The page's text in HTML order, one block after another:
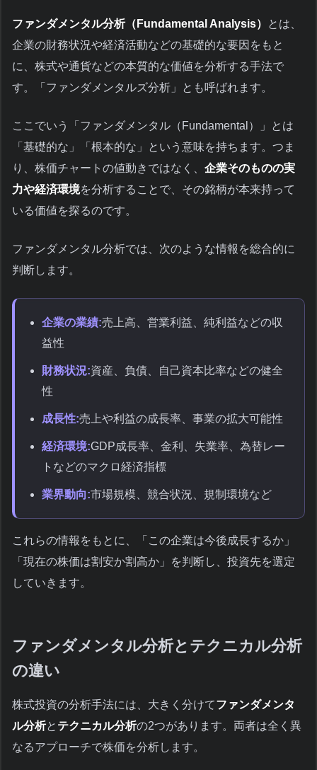
ファンダメンタル分析（Fundamental Analysis）
とは、
企業の財務状況や経済活動などの基礎的な要因をもと
に、株式や通貨などの本質的な価値を分析する手法で
す。「ファンダメンタルズ分析」とも呼ばれます。
ここでいう「ファンダメンタル（Fundamental）」とは
「基礎的な」「根本的な」という意味を持ちます。つま
り、株価チャートの値動きではなく、 企業そのものの実
力や経済環境を分析することで、その銘柄が本来持って
いる価値を探るのです。
ファンダメンタル分析では、次のような情報を総合的に
判断します。
企業の業績:売上高、営業利益、純利益などの収
益性
財務状況:資産、負債、自己資本比率などの健全
性
成長性:売上や利益の成長率、事業の拡大可能性
経済環境:GDP成長率、金利、失業率、為替レー
トなどのマクロ経済指標
業界動向:市場規模、競合状況、規制環境など
これらの情報をもとに、「この企業は今後成長するか」
「現在の株価は割安か割高か」を判断し、投資先を選定
していきます。
ファンダメンタル分析とテクニカル分析
の違い
株式投資の分析手法には、大きく分けてファンダメンタ
ル分析と テクニカル分析の2つがあります。両者は全く異
なるアプローチで株価を分析します。